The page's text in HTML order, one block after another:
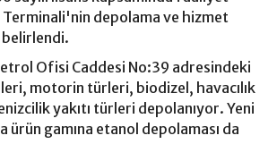
depolama ve hizmet
Ofisi Caddesi No:39 adresindeki
motorin türleri, biodizel, havacılık
yakıtı türleri depolanıyor. Yeni
ürün gamına etanol depolaması da